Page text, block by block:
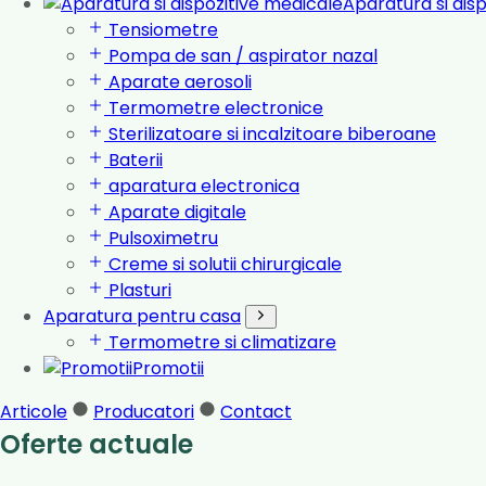
Tensiometre
Pompa de san / aspirator nazal
Aparate aerosoli
Termometre electronice
Sterilizatoare si incalzitoare biberoane
Baterii
aparatura electronica
Aparate digitale
Pulsoximetru
Creme si solutii chirurgicale
Plasturi
Aparatura pentru casa
Termometre si climatizare
Promotii
Articole
Producatori Contact
Oferte actuale